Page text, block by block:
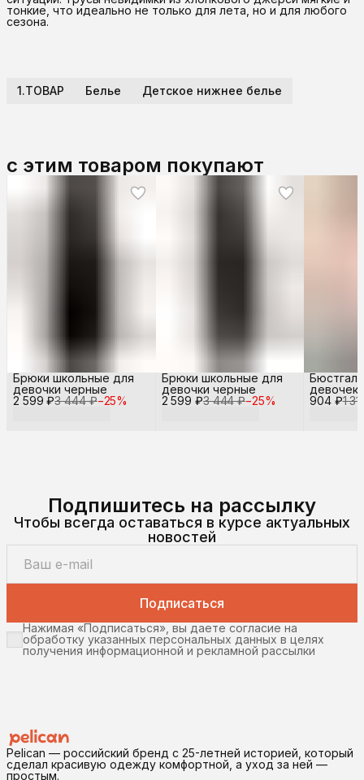
тонкие, что идеально не только для лета, но и для любого
сезона.
1.ТОВАР Белье Детское нижнее белье
с этим товаром покупают
2 599 ₽3 444 ₽−25%
Брюки школьные для
девочки черные
2 599 ₽3 444 ₽−25%
Брюки школьные для
девочки черные
904 ₽1
девочек
Подпишитесь на рассылку
Чтобы всегда оставаться в курсе актуальных
новостей
Подписаться
Нажимая «Подписаться», вы даете согласие на
обработку указанных персональных данных в целях
получения информационной и рекламной рассылки
Pelican — российский бренд с 25-летней историей, который
сделал красивую одежду комфортной, а уход за ней —
простым.